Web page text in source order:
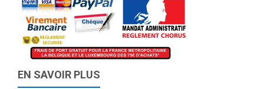
EN SAVOIR PLUS